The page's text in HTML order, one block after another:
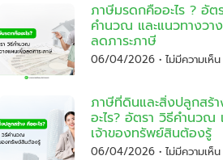
ภาษีมรดกคืออะไร ? อัต
คำนวณ และแนวทางวา
ลดภาระภาษี
06/04/2026 ไม่มีความเห็น
ภาษีที่ดินและสิ่งปลูกสร้
อะไร? อัตรา วิธีคำนวณ
เจ้าของทรัพย์สินต้องรู้
06/04/2026 ไม่มีความเห็น